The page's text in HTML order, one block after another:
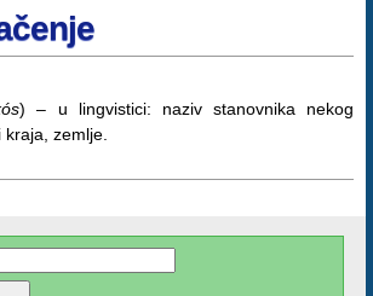
) – u lingvistici: naziv stanovnika nekog
zemlje.